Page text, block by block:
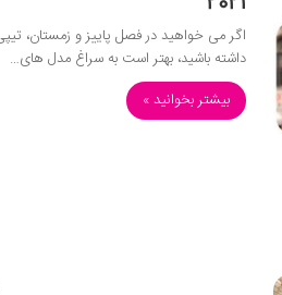
اگر می خواهید در فصل پاییز و زمستان،
داشته باشید، بهتر است به سراغ مدل های…
بیشتر بخوانید »